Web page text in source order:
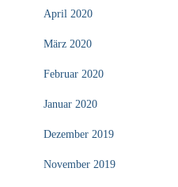
April 2020
März 2020
Februar 2020
Januar 2020
Dezember 2019
November 2019